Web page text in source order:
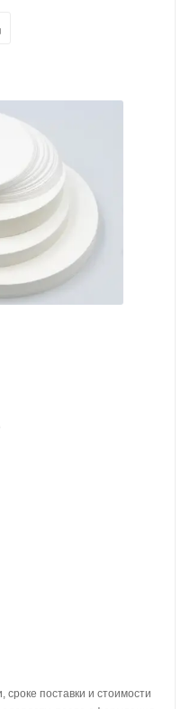
поставки и стоимости